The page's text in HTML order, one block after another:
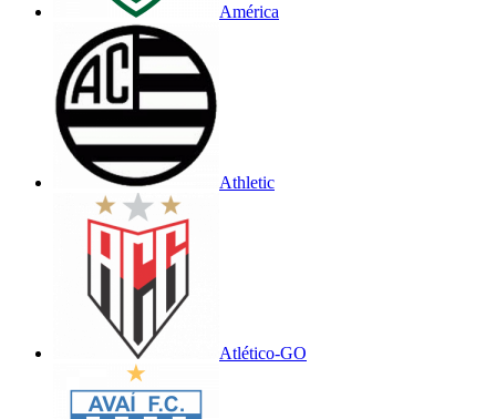
América
Athletic
Atlético-GO